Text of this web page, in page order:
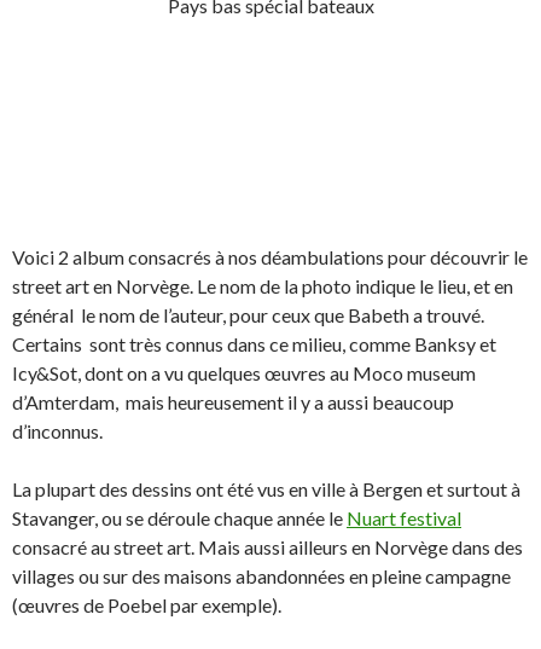
Pays bas spécial bateaux
Voici 2 album consacrés à nos déambulations pour découvrir le
street art en Norvège. Le nom de la photo indique le lieu, et en
général le nom de l’auteur, pour ceux que Babeth a trouvé.
Certains sont très connus dans ce milieu, comme Banksy et
Icy&Sot, dont on a vu quelques œuvres au Moco museum
d’Amterdam, mais heureusement il y a aussi beaucoup
d’inconnus.
La plupart des dessins ont été vus en ville à Bergen et surtout à
Stavanger, ou se déroule chaque année le Nuart festival
consacré au street art. Mais aussi ailleurs en Norvège dans des
villages ou sur des maisons abandonnées en pleine campagne
(œuvres de Poebel par exemple).